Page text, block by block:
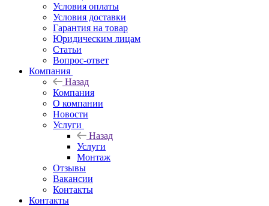
Условия оплаты
Условия доставки
Гарантия на товар
Юридическим лицам
Статьи
Вопрос-ответ
Компания
Назад
Компания
О компании
Новости
Услуги
Назад
Услуги
Монтаж
Отзывы
Вакансии
Контакты
Контакты